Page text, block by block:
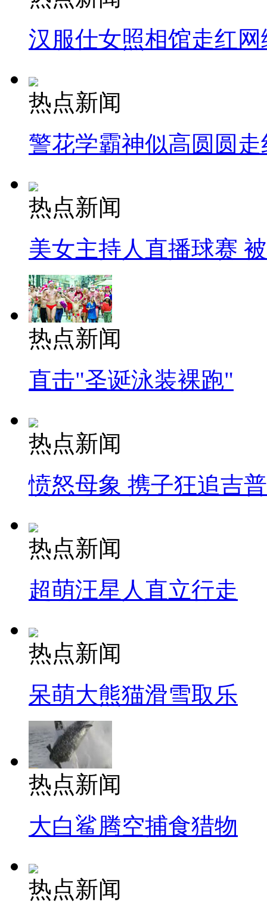
汉服仕女照相馆走红网
热点新闻
警花学霸神似高圆圆走
热点新闻
美女主持人直播球赛
热点新闻
直击"圣诞泳装裸跑"
热点新闻
愤怒母象 携子狂追吉
热点新闻
超萌汪星人直立行走
热点新闻
呆萌大熊猫滑雪取乐
热点新闻
大白鲨腾空捕食猎物
热点新闻